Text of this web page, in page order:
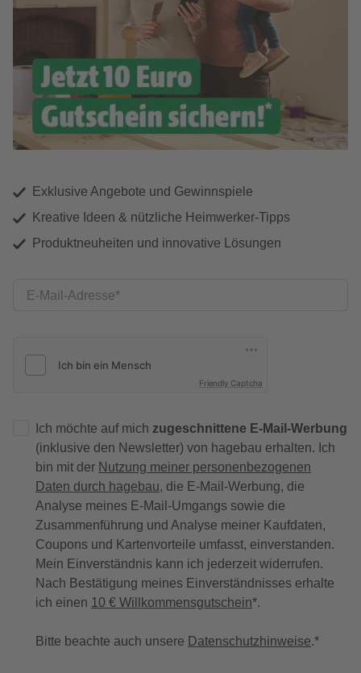
Exklusive Angebote und Gewinnspiele
Kreative Ideen & nützliche Heimwerker-Tipps
Produktneuheiten und innovative Lösungen
E-Mail-Adresse
Friendly Captcha
Ich möchte auf mich zugeschnittene E-Mail-Werbung
(inklusive den Newsletter) von hagebau erhalten. Ich
bin mit der Nutzung meiner personenbezogenen
Daten durch hagebau, die E-Mail-Werbung, die
Analyse meines E-Mail-Umgangs sowie die
Zusammenführung und Analyse meiner Kaufdaten,
Coupons und Kartenvorteile umfasst, einverstanden.
Mein Einverständnis kann ich jederzeit widerrufen.
Nach Bestätigung meines Einverständnisses erhalte
ich einen 10 € Willkommensgutschein*.
Bitte beachte auch unsere Datenschutzhinweise.